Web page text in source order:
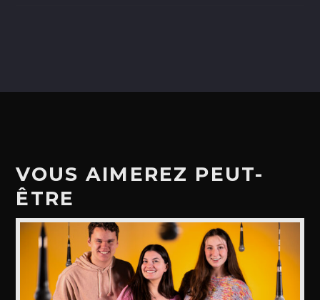
VOUS AIMEREZ PEUT-
ÊTRE